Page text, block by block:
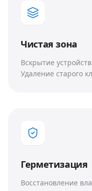
Чистая зона
Вскрытие
Удаление старого
Герметизация
Восстановление